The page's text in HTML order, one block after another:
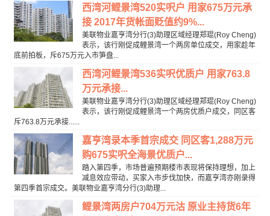
西湾河鲤景湾520实呎户 用家675万元承
接 2017年货帐面贬值约9%...
美联物业嘉亨湾分行(3)助理区域经理郑琨(Roy Cheng)
表示，该行刚促成鲤景湾一个两房单位成交，用家趁年
底前拍板，斥675万元入市笋盘...
西湾河鲤景湾536实呎优质户 用家763.8
万元承接...
美联物业嘉亨湾分行(3)助理区域经理郑琨(Roy Cheng)
表示，该行刚促成鲤景湾一个两房优质户成交，同区客
斥763.8万元承接......
嘉亨湾录本季首宗成交 同区客1,288万元
购675实呎全海景优质户...
踏入第四季，市场普遍预期楼市表现将保持理想，加上
减息效应带动，买家入市步伐加快，而嘉亨湾亦刚录得
第四季首宗成交。美联物业嘉亨湾分行(3)助理...
鲤景湾两房户704万元沽 原业主持货6年